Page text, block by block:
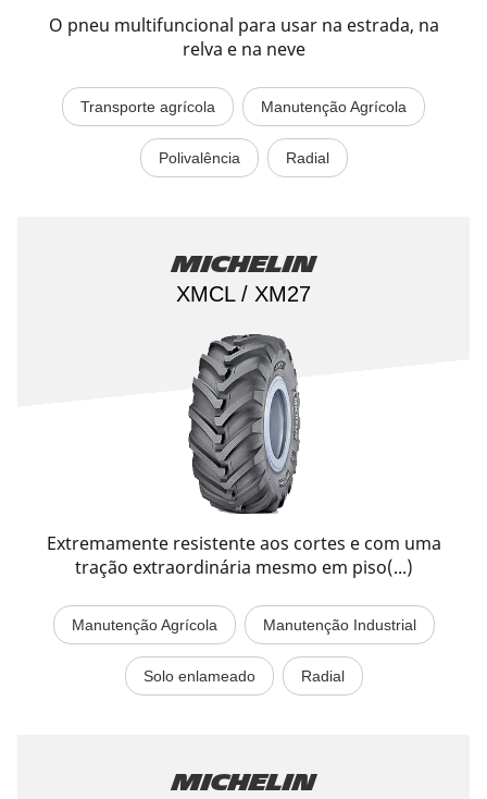
O pneu multifuncional para usar na estrada, na
relva e na neve
Transporte agrícola Manutenção Agrícola
Polivalência Radial
Michelin
XMCL / XM27
Extremamente resistente aos cortes e com uma
tração extraordinária mesmo em piso(...)
Manutenção Agrícola Manutenção Industrial
Solo enlameado Radial
Michelin